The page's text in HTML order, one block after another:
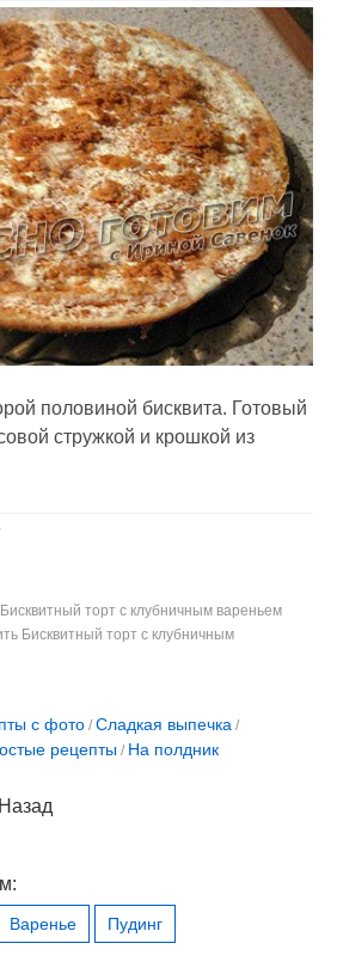
половиной бисквита. Готовый
стружкой и крошкой из
торт с клубничным вареньем
Бисквитный торт с клубничным
с фото / Сладкая выпечка /
рецепты / На полдник
Варенье
Пудинг